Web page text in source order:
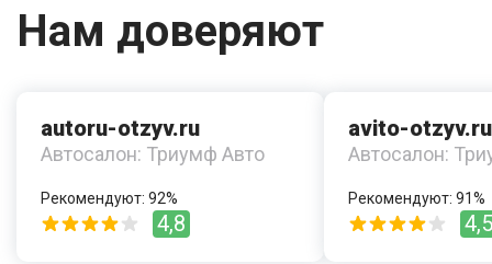
Нам доверяют
autoru-otzyv.ru
Автосалон: Триумф Авто
Рекомендуют: 92%
4,8
avito-otzyv.ru
Автосалон:
Рекомендуют: 91%
4,5